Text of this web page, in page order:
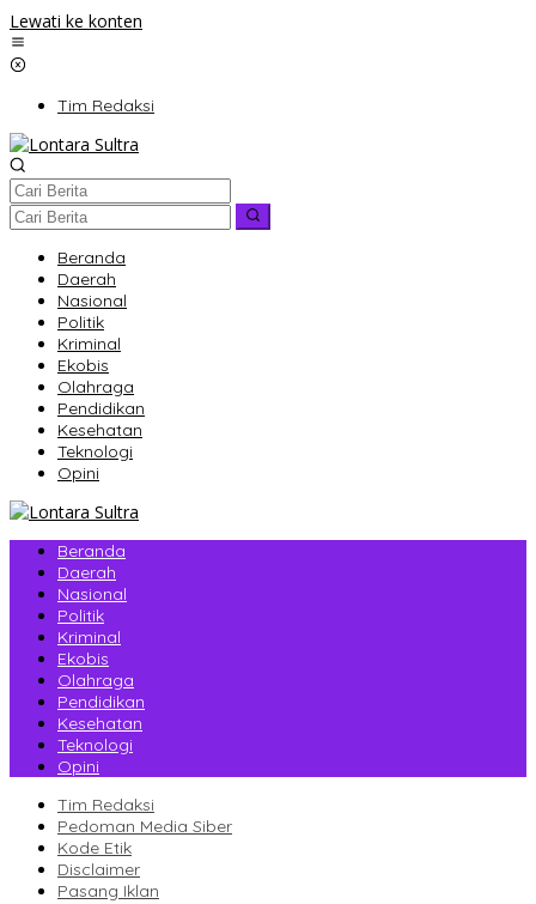
Lewati ke konten
Tim Redaksi
Beranda
Daerah
Nasional
Politik
Kriminal
Ekobis
Olahraga
Pendidikan
Kesehatan
Teknologi
Opini
Beranda
Daerah
Nasional
Politik
Kriminal
Ekobis
Olahraga
Pendidikan
Kesehatan
Teknologi
Opini
Tim Redaksi
Pedoman Media Siber
Kode Etik
Disclaimer
Pasang Iklan